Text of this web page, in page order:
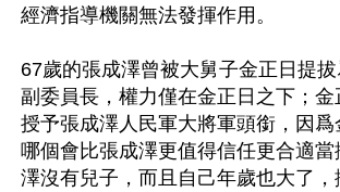
經濟指導機關無法發揮作用。
67歲的張成澤曾被大舅子金正日提
副委員長，權力僅在金正日之下；金
授予張成澤人民軍大將軍頭銜，因爲
哪個會比張成澤更值得信任更合適
澤沒有兒子，而且自己年歲也大了